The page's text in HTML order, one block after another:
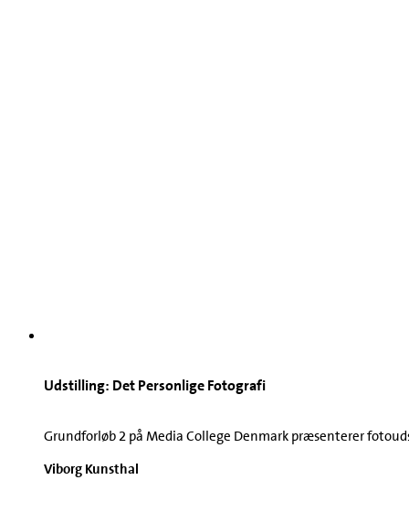
Udstilling: Det Personlige Fotografi
Grundforløb 2 på Media College Denmark præsenterer
Viborg Kunsthal